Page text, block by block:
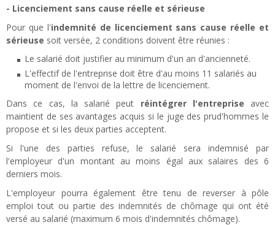
- Licenciement sans cause réelle et sérieuse
Pour que l'indemnité de licenciement sans cause réelle et
sérieuse soit versée, 2 conditions doivent être réunies :
Le salarié doit justifier au minimum d'un an d'ancienneté.
L'effectif de l'entreprise doit être d'au moins 11 salariés au
moment de l'envoi de la lettre de licenciement.
Dans ce cas, la salarié peut réintégrer l'entreprise avec
maintient de ses avantages acquis si le juge des prud'hommes le
propose et si les deux parties acceptent.
Si l'une des parties refuse, le salarié sera indemnisé par
l'employeur d'un montant au moins égal aux salaires des 6
derniers mois.
L'employeur pourra également être tenu de reverser à pôle
emploi tout ou partie des indemnités de chômage qui ont été
versé au salarié (maximum 6 mois d'indemnités chômage).